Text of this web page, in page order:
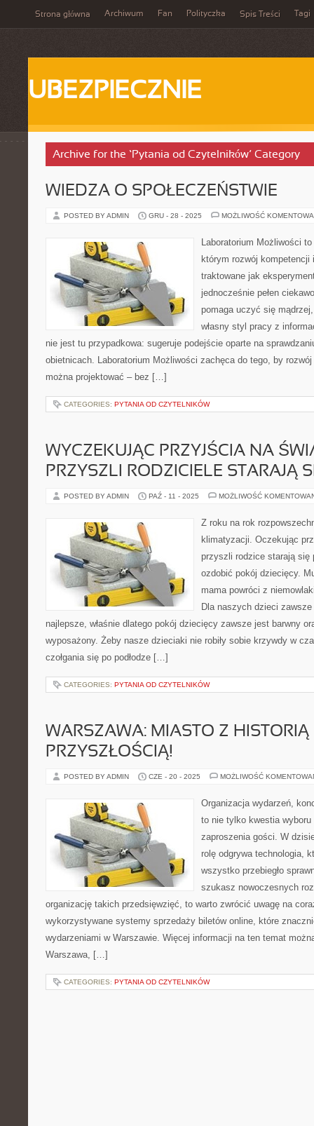
Strona główna Archiwum Fan Polityczka Spis Treści Tagi
UBEZPIECZNIE
Archive for the ‘Pytania od Czytelników’ Category
WIEDZA O SPOŁECZEŃSTWIE
POSTED BY ADMIN GRU - 28 - 2025 MOŻLIWOŚĆ
Laboratorium Możliwości
którym rozwój
traktowane jak
jednocześnie pełen
pomaga uczyć się
własny styl pracy z
nie jest tu przypadkowa: sugeruje podejście oparte na
obietnicach. Laboratorium Możliwości zachęca do tego, by
można projektować – bez […]
CATEGORIES: PYTANIA OD CZYTELNIKÓW
WYCZEKUJĄC PRZYJŚCIA NA
PRZYSZLI RODZICIELE STARAJĄ
POSTED BY ADMIN PAŹ - 11 - 2025 MOŻLIWOŚĆ
Z roku na rok
klimatyzacji. Oczekując
przyszli rodzice starają się
ozdobić pokój dziecięcy.
mama powróci z
Dla naszych dzieci
najlepsze, właśnie dlatego pokój dziecięcy zawsze jest barwny
wyposażony. Żeby nasze dzieciaki nie robiły sobie krzywdy w
czołgania się po podłodze […]
CATEGORIES: PYTANIA OD CZYTELNIKÓW
WARSZAWA: MIASTO Z HISTORIĄ
PRZYSZŁOŚCIĄ!
POSTED BY ADMIN CZE - 20 - 2025 MOŻLIWOŚĆ
Organizacja wydarzeń,
to nie tylko kwestia
zaproszenia gości. W
rolę odgrywa technologia,
wszystko przebiegło
szukasz nowoczesnych
organizację takich przedsięwzięć, to warto zwrócić uwagę na
wykorzystywane systemy sprzedaży biletów online, które
wydarzeniami w Warszawie. Więcej informacji na ten temat
Warszawa, […]
CATEGORIES: PYTANIA OD CZYTELNIKÓW